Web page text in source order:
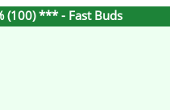
(100) *** - Fast Buds